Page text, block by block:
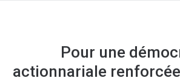
Pour une
actionnariale